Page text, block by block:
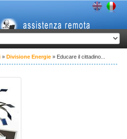
Divisione Energie Educare il cittadino...